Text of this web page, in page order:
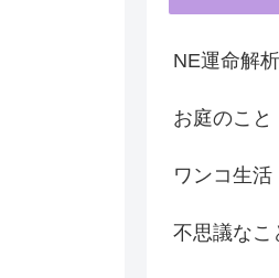
NE運命解
お庭のこと
ワンコ生活
不思議なこ